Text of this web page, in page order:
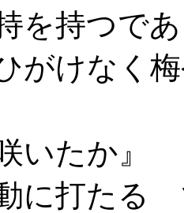
を持つで
がけなく
いたか』
に打たる